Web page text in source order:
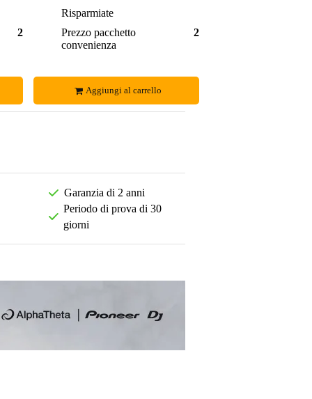
29,00 €
Risparmiate
Prezzo pacchetto
convenienza
29,00 €
Aggiungi al carrello
Garanzia di 2 anni
Periodo di prova di 30
giorni